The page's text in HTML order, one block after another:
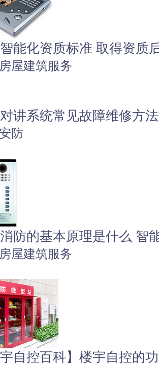
能化资质标准 取得资质
房屋建筑服务
讲系统常见故障维修方
安防
防的基本原理是什么 智
房屋建筑服务